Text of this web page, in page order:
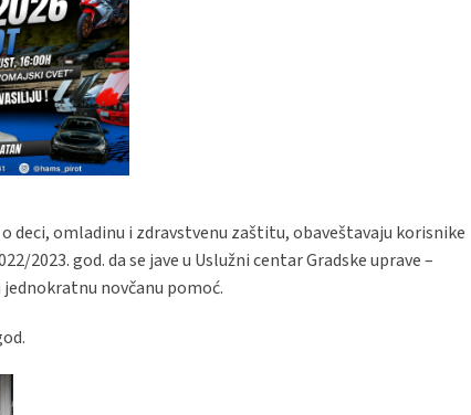
deci, omladinu i zdravstvenu zaštitu, obaveštavaju korisnike
2023. god. da se jave u Uslužni centar Gradske uprave –
novčanu pomoć.